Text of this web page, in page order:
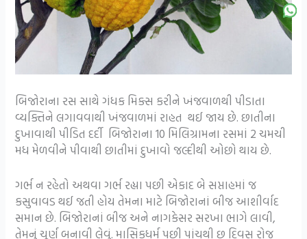
બિજોરાના રસ સાથે ગંધક મિક્સ કરીને ખંજવાળથી પીડાતા
વ્યક્તિને લગાવવાથી ખંજવાળમાં રાહત થઈ જાય છે. છાતીના
દુખાવાથી પીડિત દર્દી બિજોરાના 10 મિલિગ્રામના રસમાં 2 ચમચી
મધ મેળવીને પીવાથી છાતીમાં દુખાવો જલ્દીથી ઓછો થાય છે.
ગર્ભ ન રહેતો અથવા ગર્ભ રહ્યા પછી એકાદ બે સપ્તાહમાં જ
કસુવાવડ થઈ જતી હોય તેમના માટે બિજોરાનાં બીજ આશીર્વાદ
સમાન છે. બિજોરાનાં બીજ અને નાગકેસર સરખા ભાગે લાવી,
તેમનું ચૂર્ણ બનાવી લેવું. માસિકધર્મ પછી પાંચથી છ દિવસ રોજ